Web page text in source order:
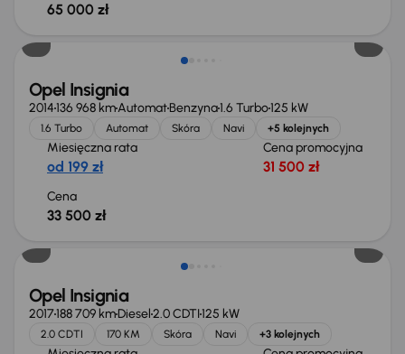
65 000 zł
Opel Insignia
2014136 968 kmAutomatBenzyna1.6 Turbo125 kW
1.6 Turbo Automat Skóra Navi +5 kolejnych
Miesięczna rata
od 199 zł
Cena promocyjna
31 500 zł
Cena
33 500 zł
Opel Insignia
2017188 709 kmDiesel2.0 CDTI125 kW
2.0 CDTI 170 KM Skóra Navi +3 kolejnych